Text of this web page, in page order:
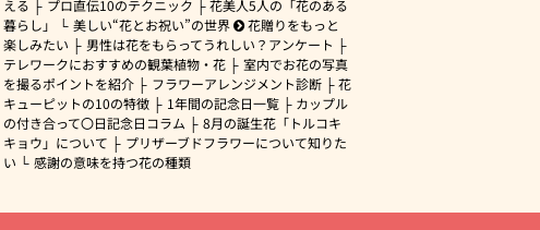
える
プロ直伝10のテクニック
花美人5人の「花のある
暮らし」
美しい“花とお祝い”の世界
花贈りをもっと
楽しみたい
男性は花をもらってうれしい？アンケート
テレワークにおすすめの観葉植物・花
室内でお花の写真
を撮るポイントを紹介
フラワーアレンジメント診断
花
キューピットの10の特徴
1年間の記念日一覧
カップル
の付き合って〇日記念日コラム
8月の誕生花「トルコキ
キョウ」について
プリザーブドフラワーについて知りた
い
感謝の意味を持つ花の種類